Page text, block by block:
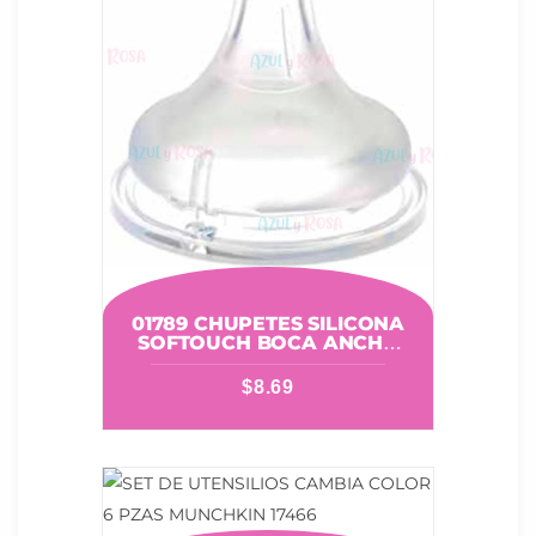
01789 CHUPETES SILICONA
SOFTOUCH BOCA ANCHA
BLISTER TAMANO L 2UND
PIGEON
$8.69